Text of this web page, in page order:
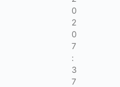
0
2
0
7
:
3
7